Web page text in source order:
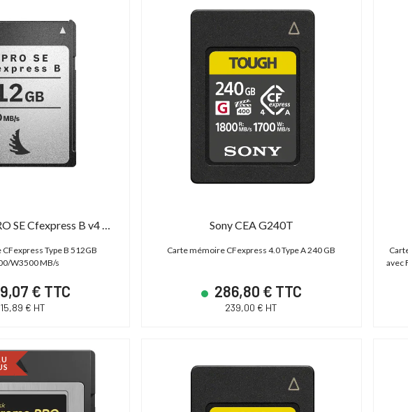
Angelbird AV PRO SE Cfexpress B v4 MK2 512GB
Type B 512GB
W3500 MB/s
€ TTC
€ HT
Sony CEA G240T
Carte mémoire CFexpress 4.0 Type A 240 GB
286,80 € TTC
239,00 € HT
avec